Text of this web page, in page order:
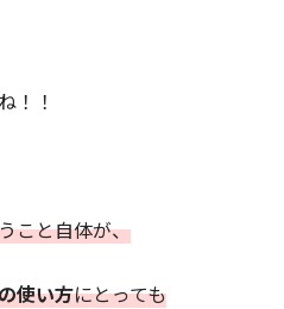
！！
こと自体が、
使い方にとっても